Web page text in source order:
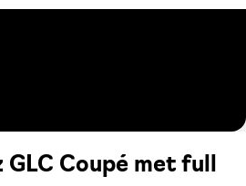
Coupé met full